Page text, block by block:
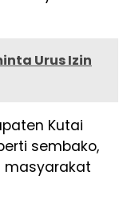
Urus Izin
Kutai
sembako,